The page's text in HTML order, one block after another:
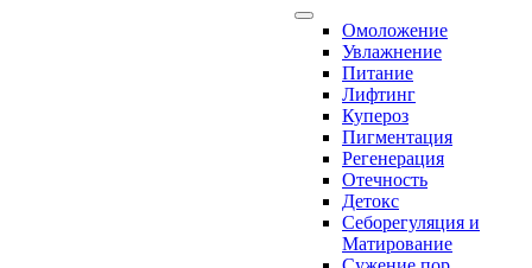
Омоложение
Увлажнение
Питание
Лифтинг
Купероз
Пигментация
Регенерация
Отечность
Детокс
Себорегуляция и
Матирование